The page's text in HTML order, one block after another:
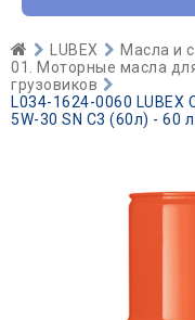
LUBEX
Масла и
01. Моторные масла
грузовиков
L034-1624-0060 LUBEX
5W-30 SN C3 (60л) - 60 л